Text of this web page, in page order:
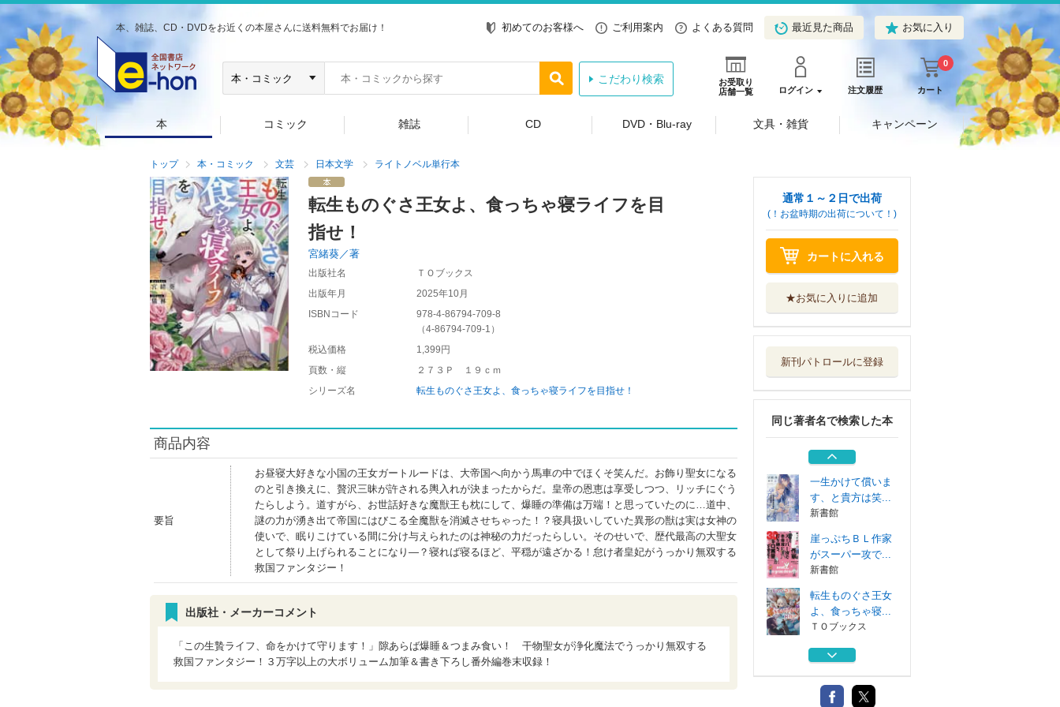
本、雑誌、CD・DVDをお近くの本屋さんに送料無料でお届け！ 初めてのお客様へ ご利用案内 よくある質問 最近見た商品 お気に入り
お受取り
店舗一覧
ログイン 注文履歴 カート
0
こだわり検索
本 コミック 雑誌 CD DVD・Blu-ray 文具・雑貨 キャンペーン
トップ 本・コミック 文芸 日本文学 ライトノベル単行本
転生ものぐさ王女よ、食っちゃ寝ライフを目
指せ！
宮緒葵／著
出版社名
ＴＯブックス
出版年月
2025年10月
ISBNコード
978-4-86794-709-8
（4-86794-709-1 ）
税込価格
1,399円
頁数・縦
２７３Ｐ １９ｃｍ
シリーズ名
転生ものぐさ王女よ、食っちゃ寝ライフを目指せ！
商品内容
要旨
お昼寝大好きな小国の王女ガートルードは、大帝国へ向かう馬車の中でほくそ笑んだ。お飾り聖女になる
のと引き換えに、贅沢三昧が許される輿入れが決まったからだ。皇帝の恩恵は享受しつつ、リッチにぐう
たらしよう。道すがら、お世話好きな魔獣王も枕にして、爆睡の準備は万端！と思っていたのに…道中、
謎の力が湧き出て帝国にはびこる全魔獣を消滅させちゃった！？寝具扱いしていた異形の獣は実は女神の
使いで、眠りこけている間に分け与えられたのは神秘の力だったらしい。そのせいで、歴代最高の大聖女
として祭り上げられることになり―？寝れば寝るほど、平穏が遠ざかる！怠け者皇妃がうっかり無双する
救国ファンタジー！
出版社・メーカーコメント
「この生贄ライフ、命をかけて守ります！」隙あらば爆睡＆つまみ食い！ 干物聖女が浄化魔法でうっかり無双する
救国ファンタジー！３万字以上の大ボリューム加筆＆書き下ろし番外編巻末収録！
通常１～２日で出荷
(！お盆時期の出荷について！)
カートに入れる
★お気に入りに追加
新刊パトロールに登録
同じ著者名で検索した本
転生ものぐさ王女
よ、食っちゃ寝...
転生した守銭奴、
徳間書店
悪役令息〈偽〉の
孫ですが、精霊...
新書館
一生かけて償いま
す、と貴方は笑...
新書館
崖っぷちＢＬ作家
がスーパー攻で...
新書館
転生ものぐさ王女
よ、食っちゃ寝...
ＴＯブックス
転生した守銭奴、
徳間書店